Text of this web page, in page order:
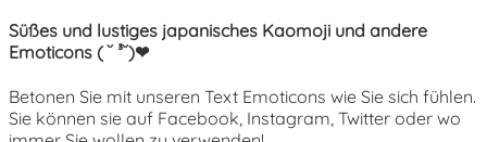
Süßes und lustiges japanisches Kaomoji und andere
Emoticons ( ˘ ³˘)❤
Betonen Sie mit unseren Text Emoticons wie Sie sich fühlen.
Sie können sie auf Facebook, Instagram, Twitter oder wo